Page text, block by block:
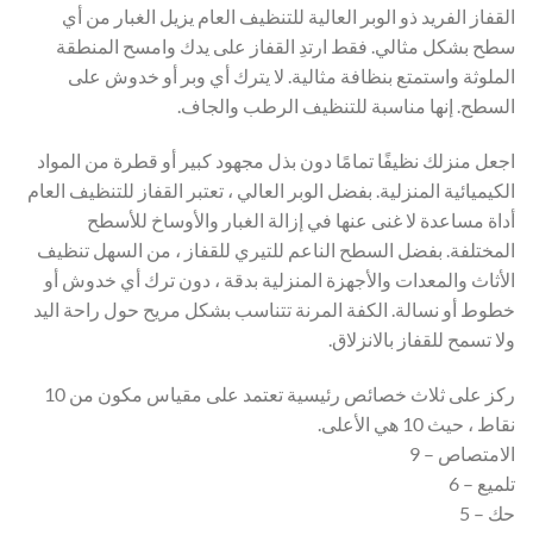
القفاز الفريد ذو الوبر العالية للتنظيف العام يزيل الغبار من أي
سطح بشكل مثالي. فقط ارتدِ القفاز على يدك وامسح المنطقة
الملوثة واستمتع بنظافة مثالية. لا يترك أي وبر أو خدوش على
السطح. إنها مناسبة للتنظيف الرطب والجاف.
اجعل منزلك نظيفًا تمامًا دون بذل مجهود كبير أو قطرة من المواد
الكيميائية المنزلية. بفضل الوبر العالي ، تعتبر القفاز للتنظيف العام
أداة مساعدة لا غنى عنها في إزالة الغبار والأوساخ للأسطح
المختلفة. بفضل السطح الناعم للتيري للقفاز ، من السهل تنظيف
الأثاث والمعدات والأجهزة المنزلية بدقة ، دون ترك أي خدوش أو
خطوط أو نسالة. الكفة المرنة تتناسب بشكل مريح حول راحة اليد
ولا تسمح للقفاز بالانزلاق.
ركز على ثلاث خصائص رئيسية تعتمد على مقياس مكون من 10
نقاط ، حيث 10 هي الأعلى.
الامتصاص – 9
تلميع – 6
حك – 5